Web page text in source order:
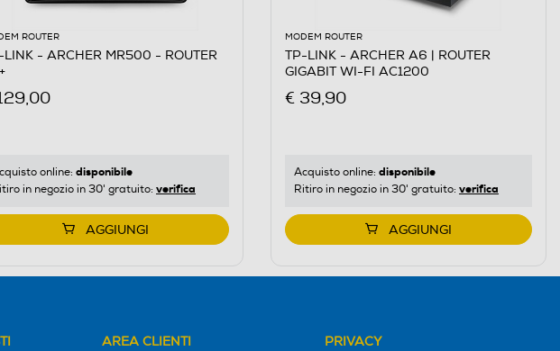
ROUTER
LINK - ARCHER MR500 - ROUTER
online: disponibile
in negozio in 30' gratuito: verifica
AGGIUNGI
MODEM ROUTER
TP-LINK - ARCHER A6 | ROUTER
GIGABIT WI-FI AC1200
€ 39,90
Acquisto online: disponibile
Ritiro in negozio in 30' gratuito: verifica
AGGIUNGI
AREA CLIENTI PRIVACY